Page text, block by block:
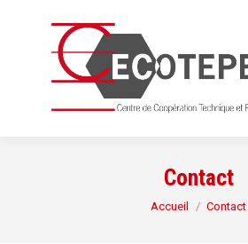
Contact
Vous êtes ici :
Accueil Contact